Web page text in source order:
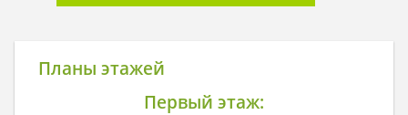
Планы этажей
Первый этаж: